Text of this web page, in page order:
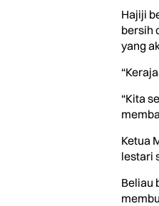
Hajiji
bersih
yang
“Kita
Ketua
lestari
Beliau